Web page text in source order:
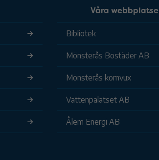
Våra
Bibliotek
Mönsterås Bostäder AB
Mönsterås komvux
Vattenpalatset AB
Ålem Energi AB